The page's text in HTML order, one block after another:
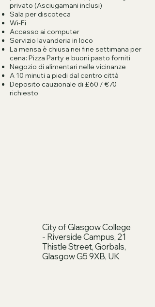
privato (Asciugamani inclusi)
Sala per discoteca
Wi-Fi
Accesso ai computer
Servizio lavanderia in loco
La mensa è chiusa nei fine settimana per
cena: Pizza Party e buoni pasto forniti
Negozio di alimentari nelle vicinanze
A 10 minuti a piedi dal centro città
Deposito cauzionale di £60 / €70
richiesto
City of Glasgow College
- Riverside Campus, 21
Thistle Street, Gorbals,
Glasgow G5 9XB, UK